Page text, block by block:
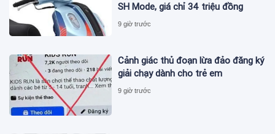
SH Mode, giá chỉ 34 triệu đồng
9 giờ trước
Cảnh giác thủ đoạn lừa đảo đăng ký
giải chạy dành cho trẻ em
9 giờ trước